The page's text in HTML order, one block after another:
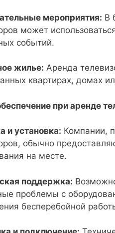
мероприятия: В
может
событий.
жилье: Аренда
квартирах, домах
при аренде
и установка: Компании,
обычно
на месте.
поддержка:
проблемы с
бесперебойной